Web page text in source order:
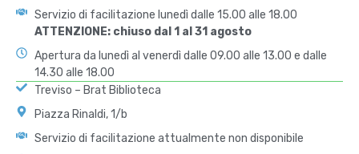
Servizio di facilitazione lunedì dalle 15.00 alle 18.00
ATTENZIONE: chiuso dal 1 al 31 agosto
Apertura da lunedì al venerdì dalle 09.00 alle 13.00 e dalle
14.30 alle 18.00
Treviso – Brat Biblioteca
Piazza Rinaldi, 1/b
Servizio di facilitazione attualmente non disponibile